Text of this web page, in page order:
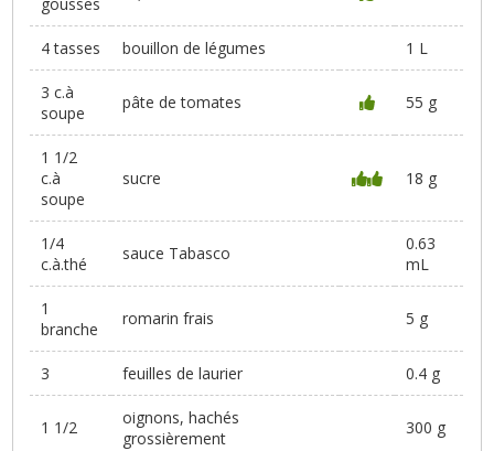
4 tasses bouillon de légumes 1 L
3 c.à
soupe
pâte de tomates 55 g
1 1/2
c.à
soupe
sucre 18 g
1/4
c.à.thé
sauce Tabasco
0.63
mL
1
branche
romarin frais 5 g
3 feuilles de laurier 0.4 g
1 1/2
oignons, hachés
grossièrement
300 g